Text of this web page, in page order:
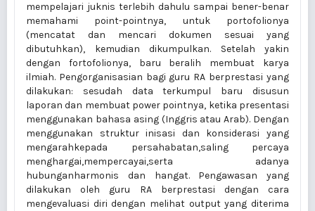
mempelajari juknis terlebih dahulu sampai bener-benar
memahami point-pointnya, untuk portofolionya
(mencatat dan mencari dokumen sesuai yang
dibutuhkan), kemudian dikumpulkan. Setelah yakin
dengan fortofolionya, baru beralih membuat karya
ilmiah. Pengorganisasian bagi guru RA berprestasi yang
dilakukan: sesudah data terkumpul baru disusun
laporan dan membuat power pointnya, ketika presentasi
menggunakan bahasa asing (Inggris atau Arab). Dengan
menggunakan struktur inisasi dan konsiderasi yang
mengarahkepada persahabatan,saling percaya
menghargai,mempercayai,serta adanya
hubunganharmonis dan hangat. Pengawasan yang
dilakukan oleh guru RA berprestasi dengan cara
mengevaluasi diri dengan melihat output yang diterima